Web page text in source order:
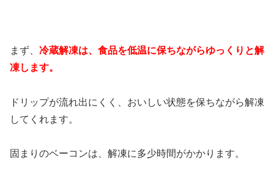
まず、 冷蔵解凍は、食品を低温に保ちながらゆっくりと解
凍します。
ドリップが流れ出にくく、おいしい状態を保ちながら解凍
してくれます。
固まりのベーコンは、解凍に多少時間がかかります。